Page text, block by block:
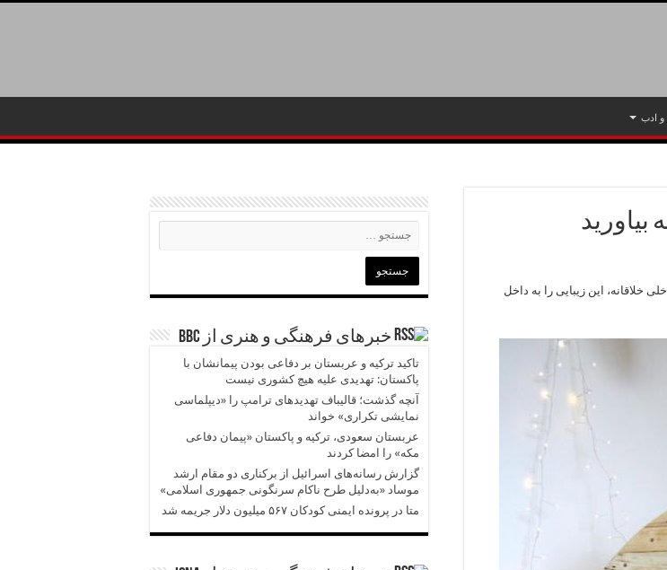
و ادب
بیاورید
خلاقانه، این زیبایی را به داخل
خبرهای فرهنگی و هنری از BBC
تاکید ترکیه و عربستان بر دفاعی بودن پیمانشان با
پاکستان: تهدیدی علیه هیچ کشوری نیست
آنچه گذشت؛ قالیباف تهدیدهای ترامپ را «دیپلماسی
نمایشی تکراری» خواند
عربستان سعودی، ترکیه و پاکستان «پیمان دفاعی
مکه» را امضا کردند
گزارش‌‌ رسانه‌های اسرائیل از برکناری دو مقام ارشد
موساد «به‌دلیل طرح ناکام سرنگونی جمهوری اسلامی»
متا در پرونده ایمنی کودکان ۵۶۷ میلیون دلار جریمه شد